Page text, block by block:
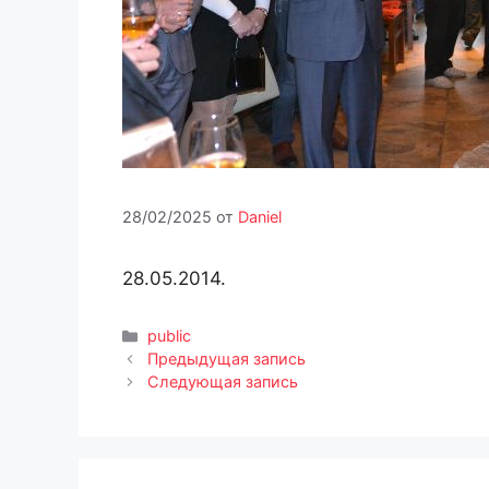
28/02/2025 от Daniel
28.05.2014.
Рубрики
public
Предыдущая запись
Следующая запись